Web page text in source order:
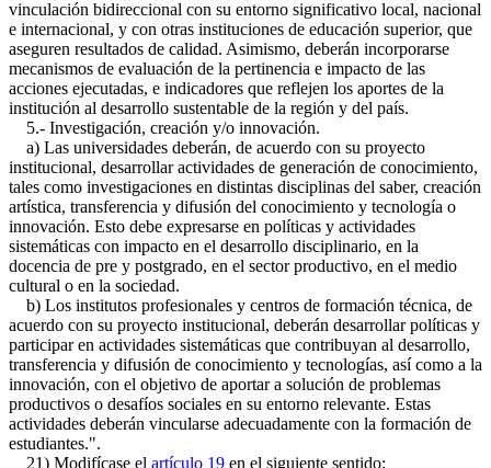
vinculación bidireccional con su entorno significativo local, nacional
e internacional, y con otras instituciones de educación superior, que
aseguren resultados de calidad. Asimismo, deberán incorporarse
mecanismos de evaluación de la pertinencia e impacto de las
acciones ejecutadas, e indicadores que reflejen los aportes de la
institución al desarrollo sustentable de la región y del país.
5.- Investigación, creación y/o innovación.
a) Las universidades deberán, de acuerdo con su proyecto
institucional, desarrollar actividades de generación de conocimiento,
tales como investigaciones en distintas disciplinas del saber, creación
artística, transferencia y difusión del conocimiento y tecnología o
innovación. Esto debe expresarse en políticas y actividades
sistemáticas con impacto en el desarrollo disciplinario, en la
docencia de pre y postgrado, en el sector productivo, en el medio
cultural o en la sociedad.
b) Los institutos profesionales y centros de formación técnica, de
acuerdo con su proyecto institucional, deberán desarrollar políticas y
participar en actividades sistemáticas que contribuyan al desarrollo,
transferencia y difusión de conocimiento y tecnologías, así como a la
innovación, con el objetivo de aportar a solución de problemas
productivos o desafíos sociales en su entorno relevante. Estas
actividades deberán vincularse adecuadamente con la formación de
estudiantes.".
21) Modifícase el artículo 19 en el siguiente sentido: